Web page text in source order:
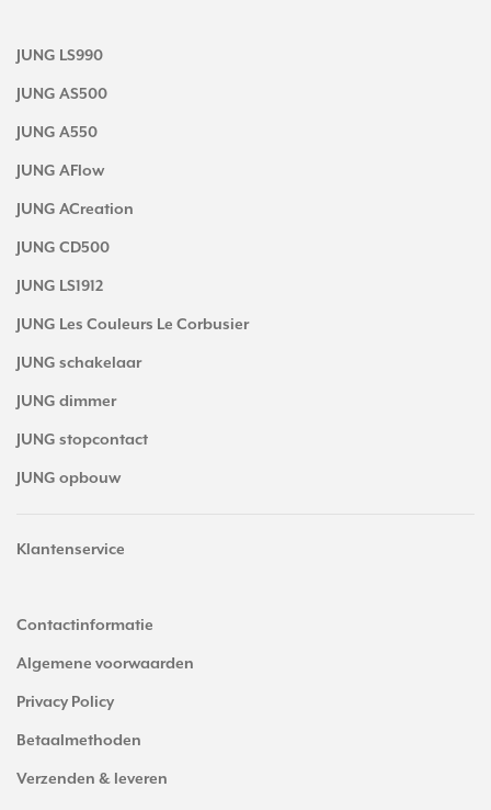
JUNG LS990
JUNG AS500
JUNG A550
JUNG AFlow
JUNG ACreation
JUNG CD500
JUNG LS1912
JUNG Les Couleurs Le Corbusier
JUNG schakelaar
JUNG dimmer
JUNG stopcontact
JUNG opbouw
Klantenservice
Contactinformatie
Algemene voorwaarden
Privacy Policy
Betaalmethoden
Verzenden & leveren